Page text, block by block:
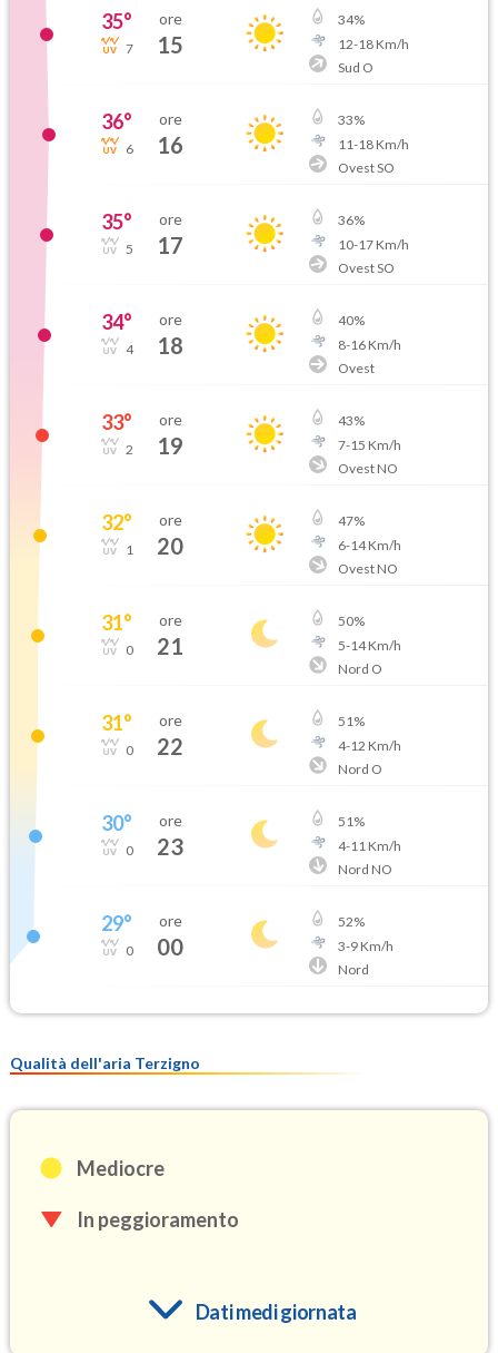
35°
7
ore
15
34%
12-18Km/h
Sud O
36°
6
ore
16
33%
11-18Km/h
Ovest SO
35°
5
ore
17
36%
10-17Km/h
Ovest SO
34°
4
ore
18
40%
8-16Km/h
Ovest
33°
2
ore
19
43%
7-15 Km/h
Ovest NO
32°
1
ore
20
47%
6-14Km/h
Ovest NO
31°
0
ore
21
50%
5-14Km/h
Nord O
31°
0
ore
22
51%
4-12 Km/h
Nord O
30°
0
ore
23
51%
4-11 Km/h
Nord NO
29°
0
ore
00
52%
3-9Km/h
Nord
Qualità dell'aria Terzigno
Mediocre
In peggioramento
Dati medi giornata